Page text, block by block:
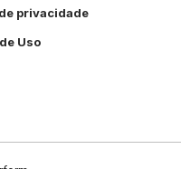
privacidade
Uso